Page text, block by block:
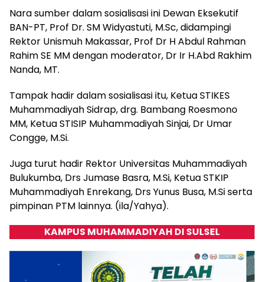
Nara sumber dalam sosialisasi ini Dewan Eksekutif
BAN-PT, Prof Dr. SM Widyastuti, M.Sc, didampingi
Rektor Unismuh Makassar, Prof Dr H Abdul Rahman
Rahim SE MM dengan moderator, Dr Ir H.Abd Rakhim
Nanda, MT.
Tampak hadir dalam sosialisasi itu, Ketua STIKES
Muhammadiyah Sidrap, drg. Bambang Roesmono
MM, Ketua STISIP Muhammadiyah Sinjai, Dr Umar
Congge, M.Si.
Juga turut hadir Rektor Universitas Muhammadiyah
Bulukumba, Drs Jumase Basra, M.Si, Ketua STKIP
Muhammadiyah Enrekang, Drs Yunus Busa, M.Si serta
pimpinan PTM lainnya. (ila/Yahya).
KAMPUS MUHAMMADIYAH DI SULSEL